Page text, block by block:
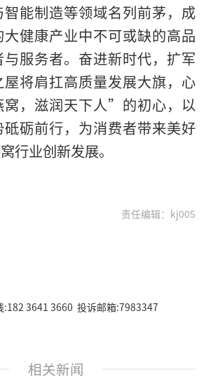
能制造等领域名列前茅，成
健康产业中不可或缺的高品
服务者。奋进新时代，扩军
将肩扛高质量发展大旗，心
，滋润天下人”的初心，以
砺前行，为消费者带来美好
行业创新发展。
责任编辑：kj005
:182 3641 3660 投诉邮箱:7983347
相关新闻